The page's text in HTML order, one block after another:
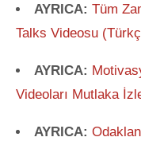
AYRICA: Tüm
Talks Videosu
AYRICA:
Videoları Mutlaka
AYRICA: